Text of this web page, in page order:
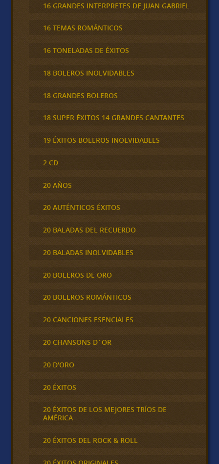
16 GRANDES INTERPRETES DE JUAN GABRIEL
16 TEMAS ROMÁNTICOS
16 TONELADAS DE ÉXITOS
18 BOLEROS INOLVIDABLES
18 GRANDES BOLEROS
18 SUPER ÉXITOS 14 GRANDES CANTANTES
19 ÉXITOS BOLEROS INOLVIDABLES
2 CD
20 AÑOS
20 AUTÉNTICOS ÉXITOS
20 BALADAS DEL RECUERDO
20 BALADAS INOLVIDABLES
20 BOLEROS DE ORO
20 BOLEROS ROMÁNTICOS
20 CANCIONES ESENCIALES
20 CHANSONS D´OR
20 D'ORO
20 ÉXITOS
20 ÉXITOS DE LOS MEJORES TRÍOS DE
AMÉRICA
20 ÉXITOS DEL ROCK & ROLL